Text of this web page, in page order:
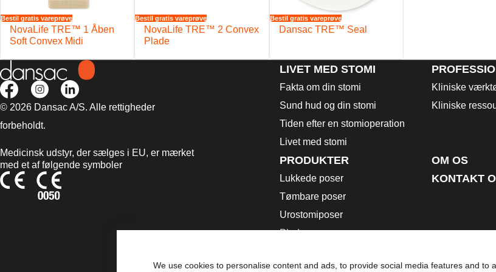
We use cookies to personalise content and ads, to provide social media features and to
Bestil gratis vareprøve
NovaLife TRE™ 1 Åben
Soft Convex Midi
Bestil gratis vareprøve
NovaLife TRE™ 2 Convex
Plade
Bestil gratis vareprøve
Dansac TRE™ Seal
© 2026 Dansac A/S. Alle rettigheder
forbeholdt.
Medicinsk udstyr, der sælges i EU, er mærket
med et af følgende symboler
LIVET MED STOMI
Fakta om din stomi
Sund hud og din stomi
Tiden efter en stomioperation
Livet med stomi
Kliniske
Kliniske
PRODUKTER
Lukkede poser
Tømbare poser
Urostomiposer
Plader
Brugsanvisning
OM OS
KONTAKT